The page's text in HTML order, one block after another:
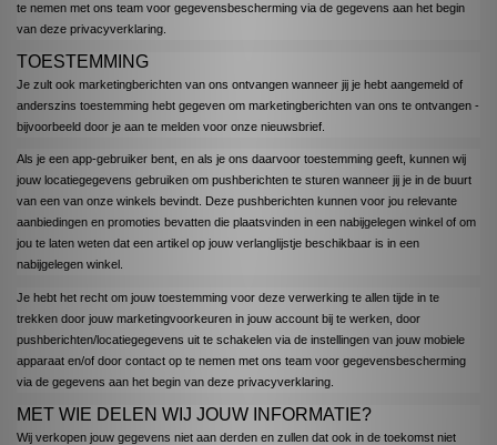
te nemen met ons team voor gegevensbescherming via de gegevens aan het begin
van deze privacyverklaring.
TOESTEMMING
Je zult ook marketingberichten van ons ontvangen wanneer jij je hebt aangemeld of
anderszins toestemming hebt gegeven om marketingberichten van ons te ontvangen -
bijvoorbeeld door je aan te melden voor onze nieuwsbrief.
Als je een app-gebruiker bent, en als je ons daarvoor toestemming geeft, kunnen wij
jouw locatiegegevens gebruiken om pushberichten te sturen wanneer jij je in de buurt
van een van onze winkels bevindt. Deze pushberichten kunnen voor jou relevante
aanbiedingen en promoties bevatten die plaatsvinden in een nabijgelegen winkel of om
jou te laten weten dat een artikel op jouw verlanglijstje beschikbaar is in een
nabijgelegen winkel.
Je hebt het recht om jouw toestemming voor deze verwerking te allen tijde in te
trekken door jouw marketingvoorkeuren in jouw account bij te werken, door
pushberichten/locatiegegevens uit te schakelen via de instellingen van jouw mobiele
apparaat en/of door contact op te nemen met ons team voor gegevensbescherming
via de gegevens aan het begin van deze privacyverklaring.
MET WIE DELEN WIJ JOUW INFORMATIE?
Wij verkopen jouw gegevens niet aan derden en zullen dat ook in de toekomst niet